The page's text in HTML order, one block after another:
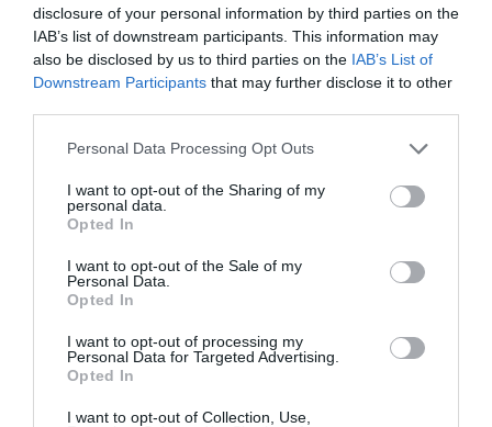
disclosure of your personal information by third parties on the
IAB’s list of downstream participants. This information may
also be disclosed by us to third parties on the IAB’s List of
Downstream Participants that may further disclose it to other
Personal Data Processing Opt Outs
I want to opt-out of the Sharing of my
personal data.
Opted In
I want to opt-out of the Sale of my
Personal Data.
Opted In
I want to opt-out of processing my
Personal Data for Targeted Advertising.
Opted In
I want to opt-out of Collection, Use,